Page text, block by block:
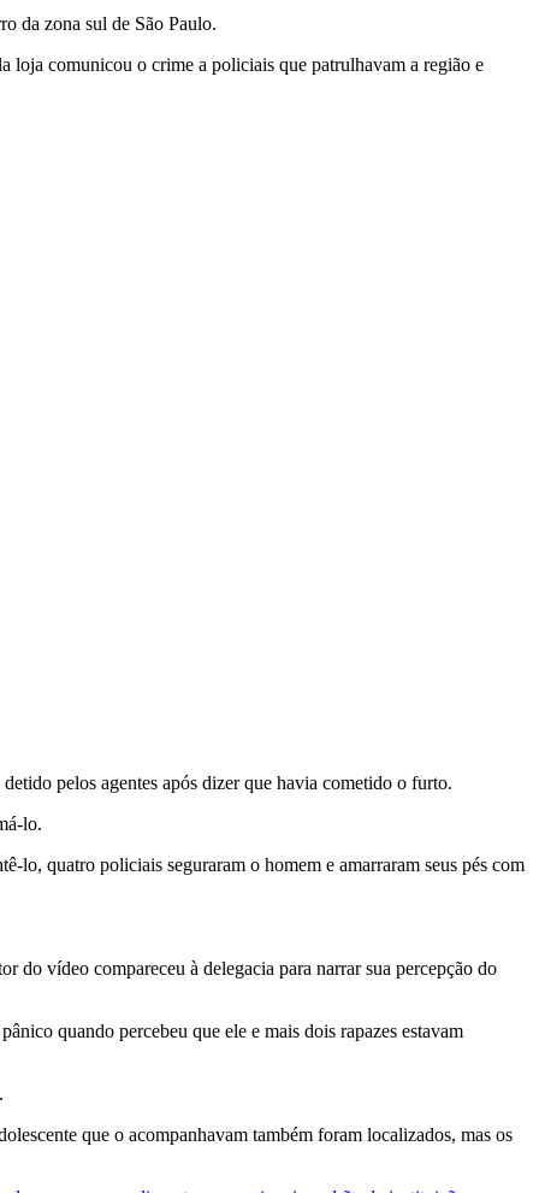
da zona sul de São Paulo.
loja comunicou o crime a policiais que patrulhavam a região e
pelos agentes após dizer que havia cometido o furto.
lo.
lo, quatro policiais seguraram o homem e amarraram seus pés com
do vídeo compareceu à delegacia para narrar sua percepção do
quando percebeu que ele e mais dois rapazes estavam
que o acompanhavam também foram localizados, mas os